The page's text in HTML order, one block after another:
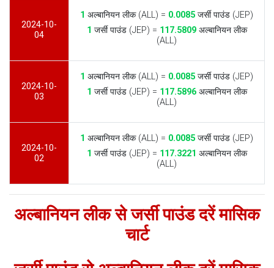
2024-10-
04
1 अल्बानियन लीक (ALL) = 0.0085 जर्सी पाउंड (JEP)
1 जर्सी पाउंड (JEP) = 117.5809अल्बानियन लीक
(ALL)
2024-10-
03
1 अल्बानियन लीक (ALL) = 0.0085 जर्सी पाउंड (JEP)
1 जर्सी पाउंड (JEP) = 117.5896अल्बानियन लीक
(ALL)
2024-10-
02
1 अल्बानियन लीक (ALL) = 0.0085 जर्सी पाउंड (JEP)
1 जर्सी पाउंड (JEP) = 117.3221 अल्बानियन लीक
(ALL)
अल्बानियन लीक से जर्सी पाउंड दरें मासिक
चार्ट